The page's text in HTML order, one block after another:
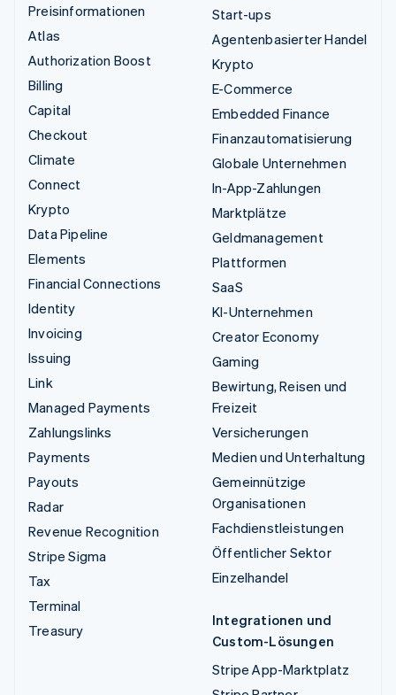
Preisinformationen
Atlas
Authorization Boost
Billing
Capital
Checkout
Climate
Connect
Krypto
Data Pipeline
Elements
Financial Connections
Identity
Invoicing
Issuing
Link
Managed Payments
Zahlungslinks
Payments
Payouts
Radar
Revenue Recognition
Stripe Sigma
Tax
Terminal
Treasury
Start-ups
Agentenbasierter Handel
Krypto
E-Commerce
Embedded Finance
Finanzautomatisierung
Globale Unternehmen
In-App-Zahlungen
Marktplätze
Geldmanagement
Plattformen
SaaS
KI-Unternehmen
Creator Economy
Gaming
Bewirtung, Reisen und
Freizeit
Versicherungen
Medien und Unterhaltung
Gemeinnützige
Organisationen
Fachdienstleistungen
Öffentlicher Sektor
Einzelhandel
Integrationen und
Custom-Lösungen
Stripe App-Marktplatz